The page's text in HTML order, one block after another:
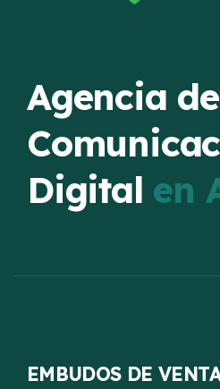
Agencia de
Digital en
EMBUDOS DE